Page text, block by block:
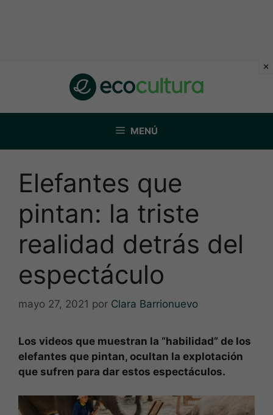
MENÚ
Elefantes que
pintan: la triste
realidad detrás del
espectáculo
mayo 27, 2021 por Clara Barrionuevo
Los videos que muestran la “habilidad” de los
elefantes que pintan, ocultan la explotación
que sufren para dar estos espectáculos.